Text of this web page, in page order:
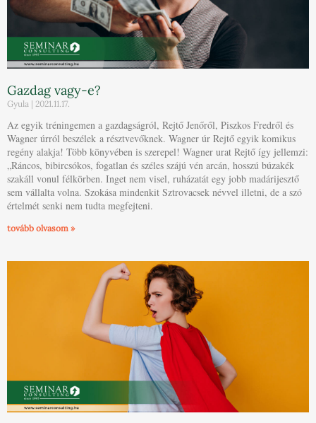
Gazdag vagy-e?
Gyula 2021.11.17.
Az egyik tréningemen a gazdagságról, Rejtő Jenőről, Piszkos Fredről és
Wagner úrról beszélek a résztvevőknek. Wagner úr Rejtő egyik komikus
regény alakja! Több könyvében is szerepel! Wagner urat Rejtő így jellemzi:
„Ráncos, bibircsókos, fogatlan és széles szájú vén arcán, hosszú búzakék
szakáll vonul félkörben. Inget nem visel, ruházatát egy jobb madárijesztő
sem vállalta volna. Szokása mindenkit Sztrovacsek névvel illetni, de a szó
értelmét senki nem tudta megfejteni.
tovább olvasom »